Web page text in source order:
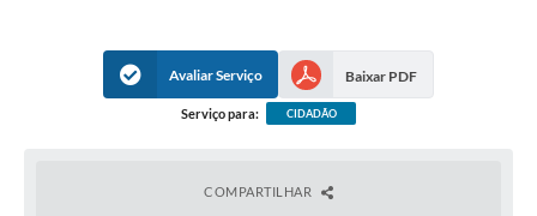
Avaliar Serviço Baixar PDF
Serviço para: CIDADÃO
COMPARTILHAR